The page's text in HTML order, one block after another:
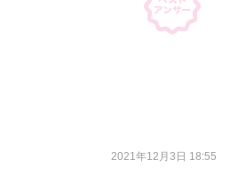
2021年12月3日 18:55